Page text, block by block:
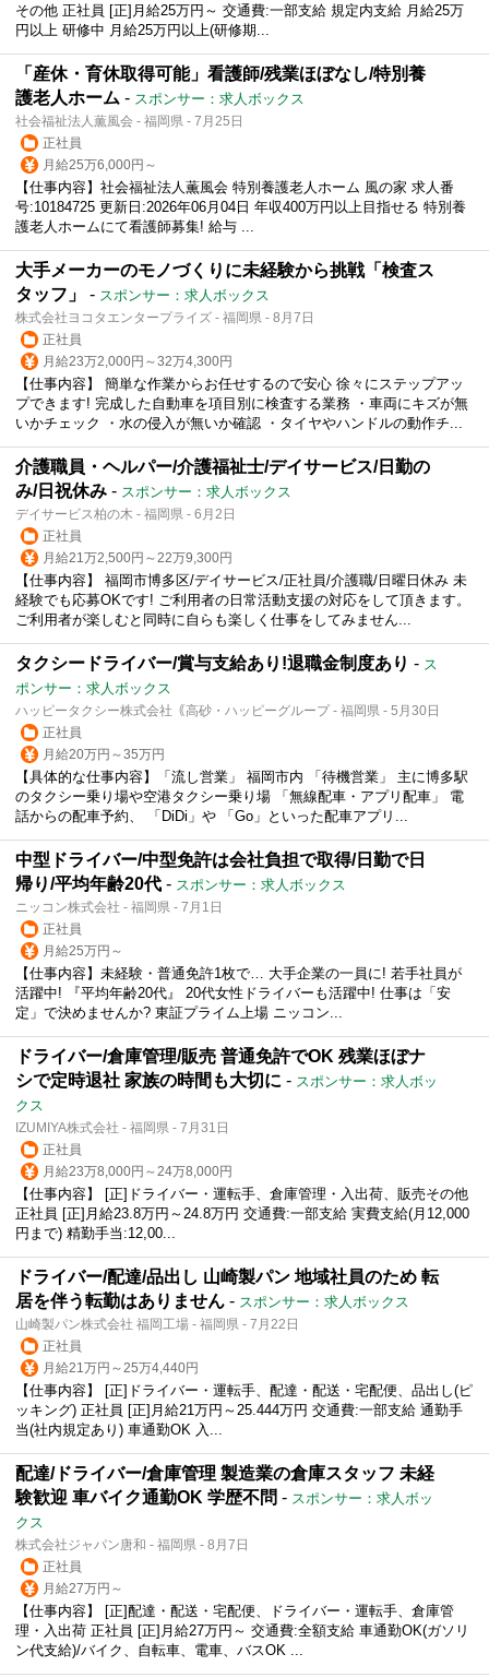
その他 正社員 [正]月給25万円～ 交通費:一部支給 規定内支給 月給25万
円以上 研修中 月給25万円以上(研修期...
「産休・育休取得可能」看護師/残業ほぼなし/特別養
護老人ホーム - スポンサー：求人ボックス
社会福祉法人薫風会 - 福岡県 - 7月25日
正社員
月給25万6,000円～
【仕事内容】社会福祉法人薫風会 特別養護老人ホーム 風の家 求人番
号:10184725 更新日:2026年06月04日 年収400万円以上目指せる 特別養
護老人ホームにて看護師募集! 給与 ...
大手メーカーのモノづくりに未経験から挑戦「検査ス
タッフ」
- スポンサー：求人ボックス
株式会社ヨコタエンタープライズ - 福岡県 - 8月7日
正社員
月給23万2,000円～32万4,300円
【仕事内容】 簡単な作業からお任せするので安心 徐々にステップアッ
プできます! 完成した自動車を項目別に検査する業務 ・車両にキズが無
いかチェック ・水の侵入が無いか確認 ・タイヤやハンドルの動作チ...
介護職員・ヘルパー/介護福祉士/デイサービス/日勤の
み/日祝休み - スポンサー：求人ボックス
デイサービス柏の木 - 福岡県 - 6月2日
正社員
月給21万2,500円～22万9,300円
【仕事内容】 福岡市博多区/デイサービス/正社員/介護職/日曜日休み 未
経験でも応募OKです! ご利用者の日常活動支援の対応をして頂きます。
ご利用者が楽しむと同時に自らも楽しく仕事をしてみません...
タクシードライバー/賞与支給あり!退職金制度あり - ス
ポンサー：求人ボックス
ハッピータクシー株式会社｟高砂・ハッピーグループ - 福岡県 - 5月30日
正社員
月給20万円～35万円
【具体的な仕事内容】「流し営業」 福岡市内 「待機営業」 主に博多駅
のタクシー乗り場や空港タクシー乗り場 「無線配車・アプリ配車」 電
話からの配車予約、 「DiDi」や 「Go」といった配車アプリ...
中型ドライバー/中型免許は会社負担で取得/日勤で日
帰り/平均年齢20代 - スポンサー：求人ボックス
ニッコン株式会社 - 福岡県 - 7月1日
正社員
月給25万円～
【仕事内容】未経験・普通免許1枚で… 大手企業の一員に! 若手社員が
活躍中! 『平均年齢20代』 20代女性ドライバーも活躍中! 仕事は「安
定」で決めませんか? 東証プライム上場 ニッコン...
ドライバー/倉庫管理/販売 普通免許でOK 残業ほぼナ
シで定時退社 家族の時間も大切に - スポンサー：求人ボッ
クス
IZUMIYA株式会社 - 福岡県 - 7月31日
正社員
月給23万8,000円～24万8,000円
【仕事内容】 [正]ドライバー・運転手、倉庫管理・入出荷、販売その他
正社員 [正]月給23.8万円～24.8万円 交通費:一部支給 実費支給(月12,000
円まで) 精勤手当:12,00...
ドライバー/配達/品出し 山崎製パン 地域社員のため 転
居を伴う転勤はありません - スポンサー：求人ボックス
山崎製パン株式会社 福岡工場 - 福岡県 - 7月22日
正社員
月給21万円～25万4,440円
【仕事内容】 [正]ドライバー・運転手、配達・配送・宅配便、品出し(ピ
ッキング) 正社員 [正]月給21万円～25.444万円 交通費:一部支給 通勤手
当(社内規定あり) 車通勤OK 入...
配達/ドライバー/倉庫管理 製造業の倉庫スタッフ 未経
験歓迎 車バイク通勤OK 学歴不問 - スポンサー：求人ボッ
クス
株式会社ジャパン唐和 - 福岡県 - 8月7日
正社員
月給27万円～
【仕事内容】 [正]配達・配送・宅配便、ドライバー・運転手、倉庫管
理・入出荷 正社員 [正]月給27万円～ 交通費:全額支給 車通勤OK(ガソリ
ン代支給)/バイク、自転車、電車、バスOK ...